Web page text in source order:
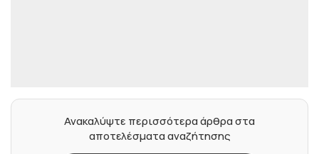
Ανακαλύψτε περισσότερα άρθρα στα
αποτελέσματα αναζήτησης